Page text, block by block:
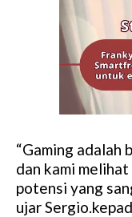
“Gaming adalah
dan kami
potensi yang
ujar